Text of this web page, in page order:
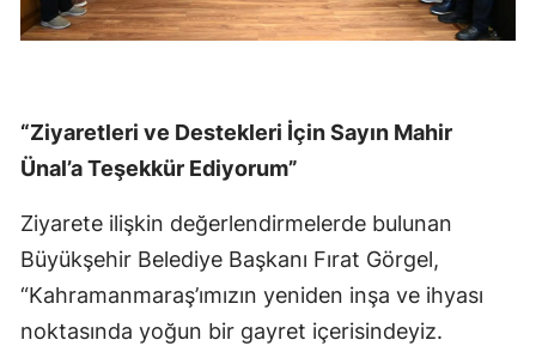
“Ziyaretleri ve Destekleri İçin Sayın Mahir
Ünal’a Teşekkür Ediyorum”
Ziyarete ilişkin değerlendirmelerde bulunan
Büyükşehir Belediye Başkanı Fırat Görgel,
“Kahramanmaraş’ımızın yeniden inşa ve ihyası
noktasında yoğun bir gayret içerisindeyiz.